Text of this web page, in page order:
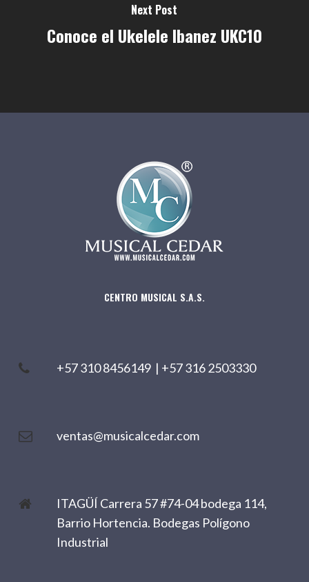
Next Post
Conoce el Ukelele Ibanez UKC10
CENTRO MUSICAL S.A.S.
+57 310 8456149 | +57 316 2503330
ventas@musicalcedar.com
ITAGÜÍ Carrera 57 #74-04 bodega 114,
Barrio Hortencia. Bodegas Polígono
Industrial